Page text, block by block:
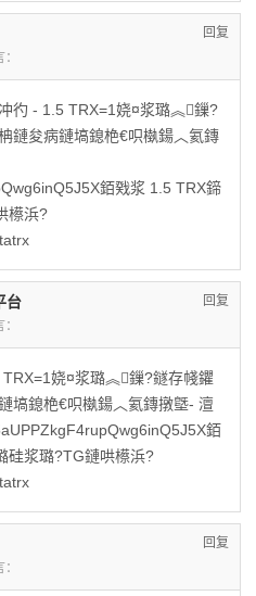
回复
彴 - 1.5 TRX=1娆¤浆璐︽鏁?
鏈夋病鏈塙鎴栬€呮槸鍚︿氦鏄
銆戣浆 1.5 TRX鍗
櫒浜?
台 回复
娆¤浆璐︽鏁?鐩存帴鑺
塙鎴栬€呮槸鍚︿氦鏄撴墍- 澶
銆
硅浆璐?TG鏈哄櫒浜?
回复